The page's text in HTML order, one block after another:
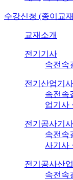
수강신청 (종이교
교재소개
전기기사
속전속
전기산업기사
속전속
업기사
전기공사기사
속전속
사기사
전기공사산
속전속